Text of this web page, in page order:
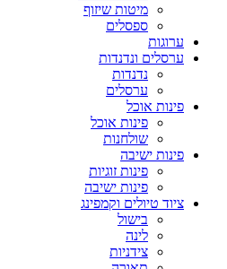
מיטות שיזוף
ספסלים
ערוגות
ערסלים ונדנדות
נדנדות
ערסלים
פינות אוכל
פינות אוכל
שולחנות
פינות ישיבה
פינות זוגיות
פינות ישיבה
ציוד טיולים וקמפינג
בישול
לינה
צידניות